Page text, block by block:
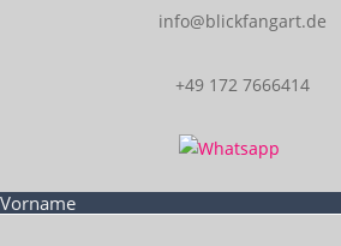
info@blickfangart.de
+49 172 7666414